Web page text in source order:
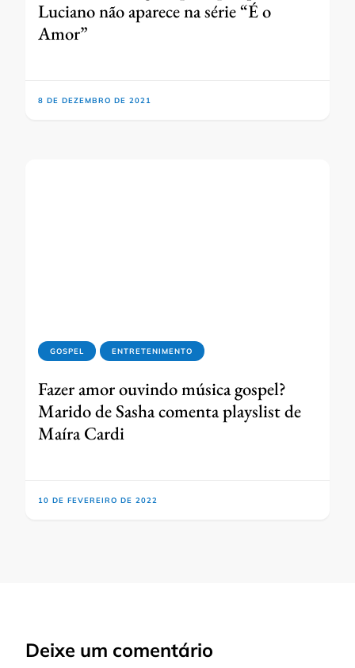
Luciano não aparece na série “É o
Amor”
8 DE DEZEMBRO DE 2021
GOSPEL ENTRETENIMENTO
Fazer amor ouvindo música gospel?
Marido de Sasha comenta playslist de
Maíra Cardi
10 DE FEVEREIRO DE 2022
Deixe um comentário